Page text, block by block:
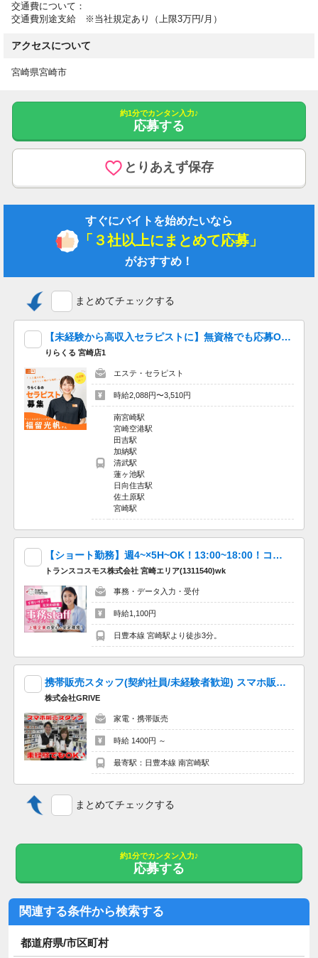
交通費について：
交通費別途支給 ※当社規定あり（上限3万円/月）
アクセスについて
宮崎県宮崎市
約1分でカンタン入力♪
応募する
とりあえず保存
すぐにバイトを始めたいなら
「３社以上にまとめて応募」
がおすすめ！
まとめてチェックする
【未経験から高収入セラピストに】無資格でも応募OK！完全無料レッスンで未経験でも安心♪週1日～1時間～OK！好きな時間に働ける♪60分最大3510円★週20時間以上入店できる方大歓迎♪
りらくる 宮崎店1
エステ・セラピスト
時給2,088円〜3,510円
南宮崎駅
宮崎空港駅
田吉駅
加納駅
清武駅
蓮ヶ池駅
日向住吉駅
佐土原駅
宮崎駅
【ショート勤務】週4~×5H~OK！13:00~18:00！コクヨの通販カウネットの窓口！_宮崎駅前
トランスコスモス株式会社 宮崎エリア(1311540)wk
事務・データ入力・受付
時給1,100円
日豊本線 宮崎駅より徒歩3分。
携帯販売スタッフ(契約社員/未経験者歓迎) スマホ販売スタッフ／販売・接客の経験がなくても安心スタート＜研修あり＞☆ノルマ無し☆宮崎
株式会社GRIVE
家電・携帯販売
時給 1400円 ～
最寄駅：日豊本線 南宮崎駅
まとめてチェックする
約1分でカンタン入力♪
応募する
関連する条件から検索する
都道府県/市区町村